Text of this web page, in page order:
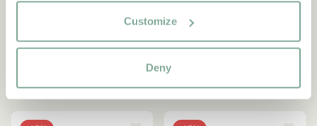
Customize
Deny
T-Shirt Pippi Langstrumpf -
35.95 EUR
T-Shirt Pippi Langstrumpf -
35.95 EUR